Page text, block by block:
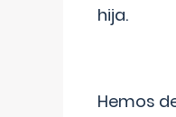
hija.
Hemos